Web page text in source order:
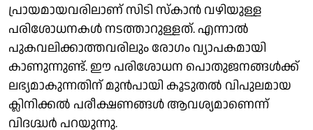
പ്രായമായവരിലാണ് സിടി സ്കാൻ വഴിയുള്ള
പരിശോധനകൾ നടത്താറുള്ളത്. എന്നാൽ
പുകവലിക്കാത്തവരിലും രോഗം വ്യാപകമായി
കാണുന്നുണ്ട്. ഈ പരിശോധന പൊതുജനങ്ങൾക്ക്
ലഭ്യമാകുന്നതിന് മുൻപായി കൂടുതൽ വിപുലമായ
ക്ലിനിക്കൽ പരീക്ഷണങ്ങൾ ആവശ്യമാണെന്ന്
വിദഗ്ദ്ധർ പറയുന്നു.